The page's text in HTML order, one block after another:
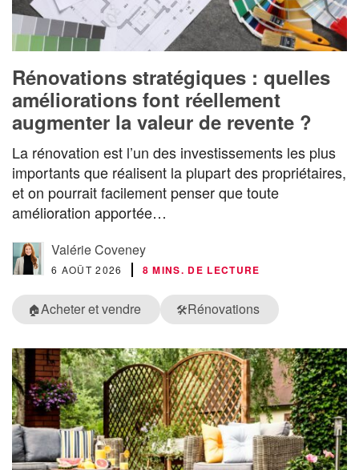
Rénovations stratégiques : quelles
améliorations font réellement
augmenter la valeur de revente ?
La rénovation est l’un des investissements les plus
importants que réalisent la plupart des propriétaires,
et on pourrait facilement penser que toute
amélioration apportée…
Valérie Coveney
6 AOÛT 2026 8 MINS. DE LECTURE
🏠Acheter et vendre 🛠️Rénovations